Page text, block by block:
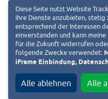
Darmstadt Citymarketing e.V.
Diese Seite nutzt Website
ihre Dienste anzubieten,
entsprechend der Interessen
einverstanden und kann
für die Zukunft widerrufen
folgende Zwecke verwendet:
iFrame Einbindung,
Alle ablehnen Alle